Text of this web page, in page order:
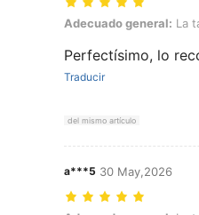
Adecuado general: La
Adecuado general: La
Perfectísimo, lo
Traducir
del mismo artículo
a***5 30 May,2026